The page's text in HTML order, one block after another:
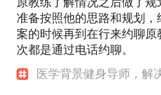
准备按照他的思路和规划
案的时候再到在行来约聊
次都是通过电话约聊。
医学背景健身导师，解